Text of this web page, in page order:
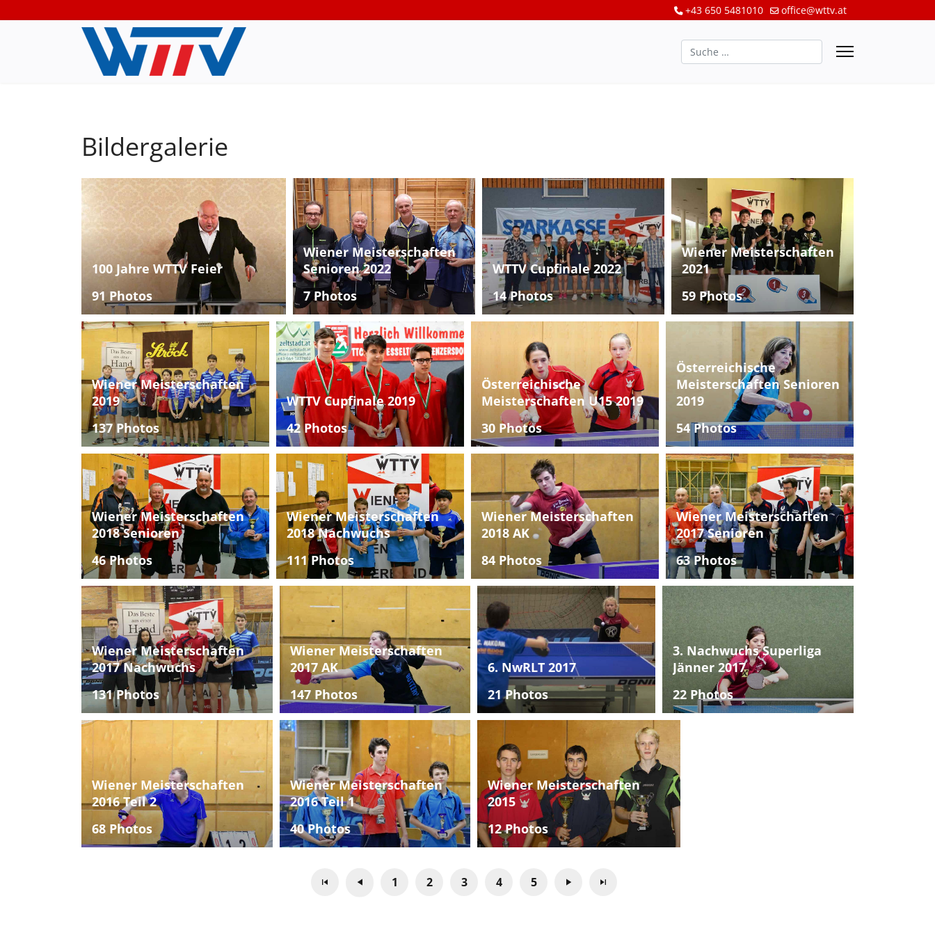
+43 650 5481010 office@wttv.at
Suchen
Bildergalerie
100 Jahre WTTV Feier
91 Photos
Wiener Meisterschaften
Senioren 2022
7 Photos
WTTV Cupfinale 2022
14 Photos
Wiener Meisterschaften
2021
59 Photos
Wiener Meisterschaften
2019
137 Photos
WTTV Cupfinale 2019
42 Photos
Österreichische
Meisterschaften U15 2019
30 Photos
Österreichische
Meisterschaften Senioren
2019
54 Photos
Wiener Meisterschaften
2018 Senioren
46 Photos
Wiener Meisterschaften
2018 Nachwuchs
111 Photos
Wiener Meisterschaften
2018 AK
84 Photos
Wiener Meisterschaften
2017 Senioren
63 Photos
Wiener Meisterschaften
2017 Nachwuchs
131 Photos
Wiener Meisterschaften
2017 AK
147 Photos
6. NwRLT 2017
21 Photos
3. Nachwuchs Superliga
Jänner 2017
22 Photos
Wiener Meisterschaften
2016 Teil 2
68 Photos
Wiener Meisterschaften
2016 Teil 1
40 Photos
Wiener Meisterschaften
2015
12 Photos
1 2 3 4 5